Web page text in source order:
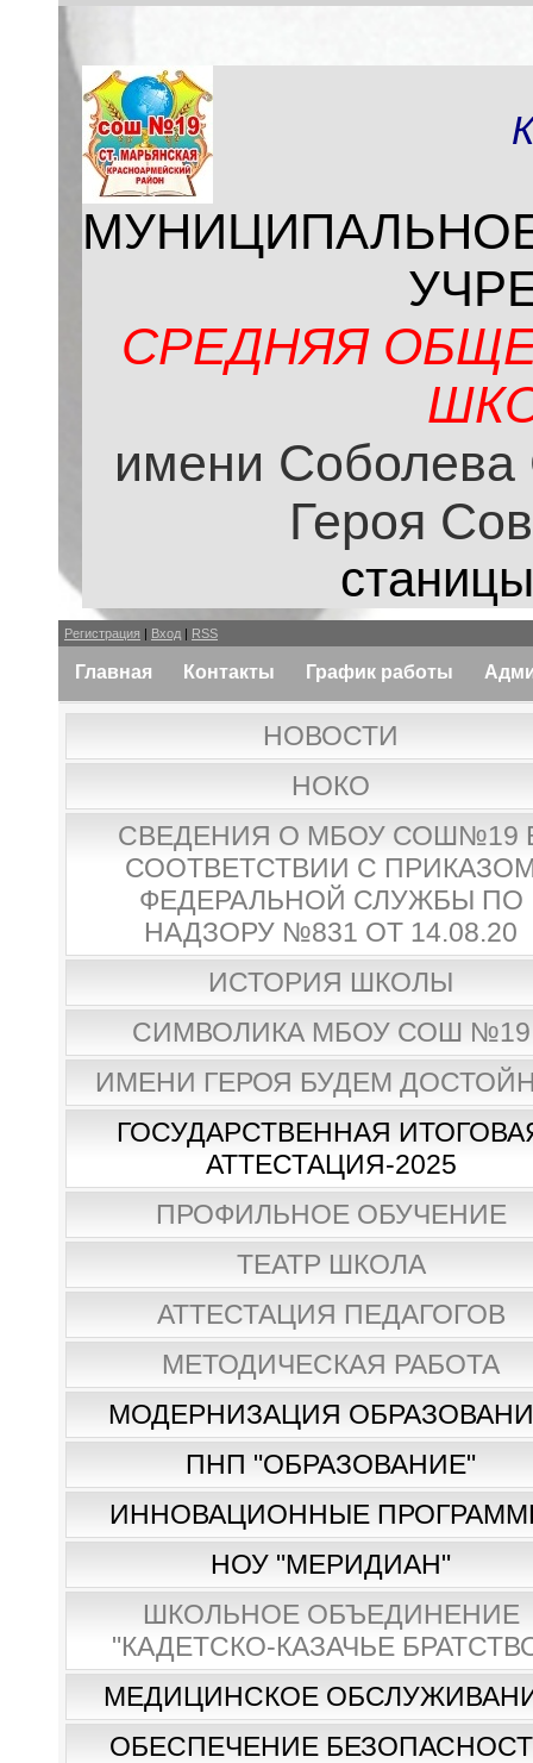
СРЕДНЯЯ
имени Соболева
Героя
Регистрация | Вход | RSS
Главная Контакты График работы
НОВОСТИ
НОКО
СВЕДЕНИЯ О МБОУ СОШ№19
СООТВЕТСТВИИ С
ФЕДЕРАЛЬНОЙ СЛУЖБЫ ПО
НАДЗОРУ №831 ОТ 14.08.20
ИСТОРИЯ ШКОЛЫ
СИМВОЛИКА МБОУ СОШ №19
ИМЕНИ ГЕРОЯ БУДЕМ
ГОСУДАРСТВЕННАЯ
АТТЕСТАЦИЯ-2025
ПРОФИЛЬНОЕ ОБУЧЕНИЕ
ТЕАТР ШКОЛА
АТТЕСТАЦИЯ ПЕДАГОГОВ
МЕТОДИЧЕСКАЯ РАБОТА
МОДЕРНИЗАЦИЯ
ПНП "ОБРАЗОВАНИЕ"
ИННОВАЦИОННЫЕ
НОУ "МЕРИДИАН"
ШКОЛЬНОЕ ОБЪЕДИНЕНИЕ
"КАДЕТСКО-КАЗАЧЬЕ
МЕДИЦИНСКОЕ
ОБЕСПЕЧЕНИЕ